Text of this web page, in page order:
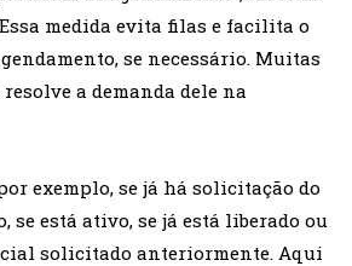
medida evita filas e facilita o
se necessário. Muitas
resolve a demanda dele na
exemplo, se já há solicitação do
se está ativo, se já está liberado ou
solicitado anteriormente. Aqui